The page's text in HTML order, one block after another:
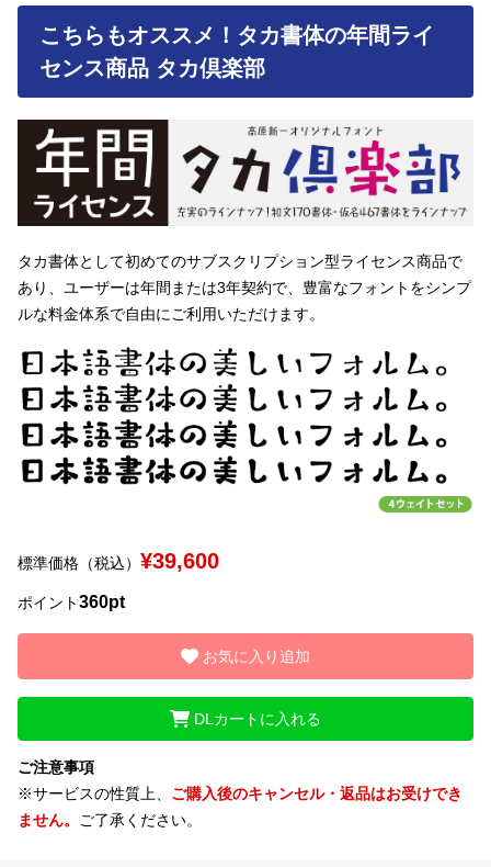
お問い合わせ
セット or 単体
文字種類
価格帯
〜
リセット 検索
こちらもオススメ！タカ書体の年間ライ
センス商品 タカ倶楽部
タカ書体として初めてのサブスクリプション型ライセンス商品で
あり、ユーザーは年間または3年契約で、豊富なフォントをシンプ
ルな料金体系で自由にご利用いただけます。
標準価格（税込） ¥39,600
ポイント360pt
お気に入り追加
DLカートに入れる
ご注意事項
※サービスの性質上、 ご購入後のキャンセル・返品はお受けでき
ません。
ご了承ください。